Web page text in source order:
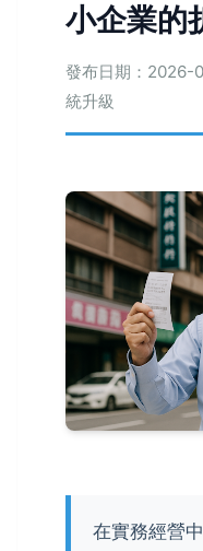
小企業的
發布日期：2026-
統升級
在實務經營